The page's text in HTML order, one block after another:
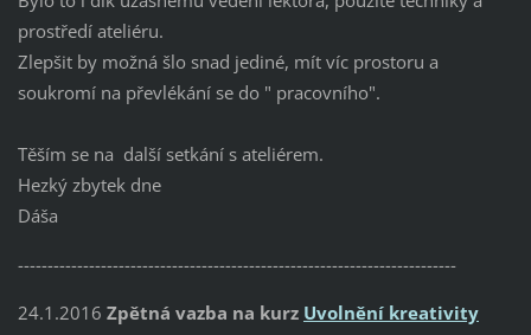
prostředí ateliéru.
Zlepšit by možná šlo snad jediné, mít víc prostoru a
soukromí na převlékání se do " pracovního".
Těším se na další setkání s ateliérem.
Hezký zbytek dne
Dáša
--------------------------------------------------------------------------
24.1.2016 Zpětná vazba na kurz Uvolnění kreativity